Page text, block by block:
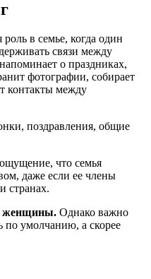
в семье, когда один
связи между
о праздниках,
фотографии, собирает
контакты между
поздравления, общие
ощущение, что семья
даже если ее члены
странах.
женщины. Однако важно
по умолчанию, а скорее